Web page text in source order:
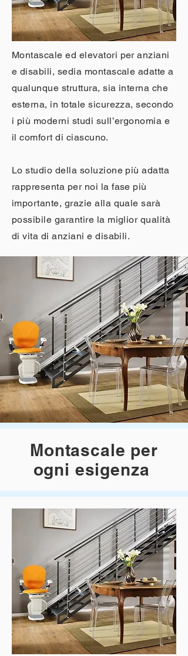
Montascale ed elevatori per anziani
e disabili, sedia montascale adatte a
qualunque struttura, sia interna che
esterna, in totale sicurezza, secondo
i più moderni studi sull’ergonomia e
il comfort di ciascuno.
Lo studio della soluzione più adatta
rappresenta per noi la fase più
importante, grazie alla quale sarà
possibile garantire la miglior qualità
di vita di anziani e disabili.
Montascale per
ogni esigenza